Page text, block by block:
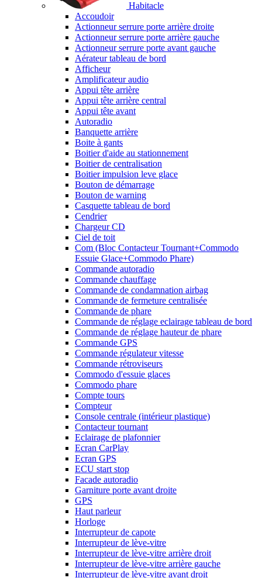
Habitacle
Accoudoir
Actionneur serrure porte arrière droite
Actionneur serrure porte arrière gauche
Actionneur serrure porte avant gauche
Aérateur tableau de bord
Afficheur
Amplificateur audio
Appui tête arrière
Appui tête arrière central
Appui tête avant
Autoradio
Banquette arrière
Boite à gants
Boitier d'aide au stationnement
Boitier de centralisation
Boitier impulsion leve glace
Bouton de démarrage
Bouton de warning
Casquette tableau de bord
Cendrier
Chargeur CD
Ciel de toit
Com (Bloc Contacteur Tournant+Commodo
Essuie Glace+Commodo Phare)
Commande autoradio
Commande chauffage
Commande de condamnation airbag
Commande de fermeture centralisée
Commande de phare
Commande de réglage eclairage tableau de bord
Commande de réglage hauteur de phare
Commande GPS
Commande régulateur vitesse
Commande rétroviseurs
Commodo d'essuie glaces
Commodo phare
Compte tours
Compteur
Console centrale (intérieur plastique)
Contacteur tournant
Eclairage de plafonnier
Ecran CarPlay
Ecran GPS
ECU start stop
Facade autoradio
Garniture porte avant droite
GPS
Haut parleur
Horloge
Interrupteur de capote
Interrupteur de lève-vitre
Interrupteur de lève-vitre arrière droit
Interrupteur de lève-vitre arrière gauche
Interrupteur de lève-vitre avant droit